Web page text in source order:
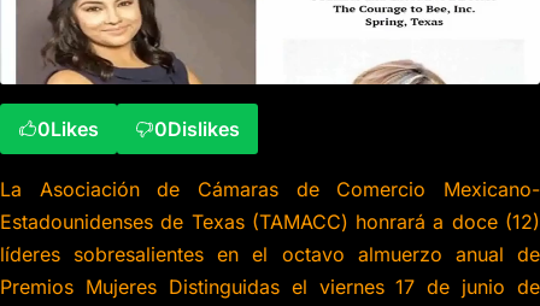
0Likes 0Dislikes
La Asociación de Cámaras de Comercio Mexicano-
Estadounidenses de Texas (TAMACC) honrará a doce (12)
líderes sobresalientes en el octavo almuerzo anual de
Premios Mujeres Distinguidas el viernes 17 de junio de